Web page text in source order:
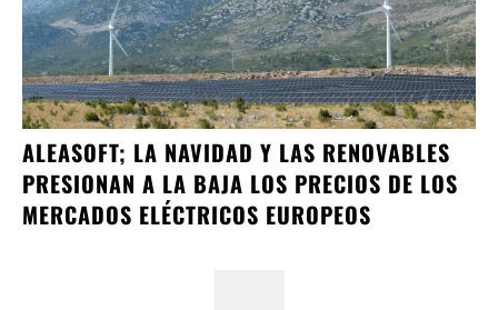
ALEASOFT; LA NAVIDAD Y LAS RENOVABLES
PRESIONAN A LA BAJA LOS PRECIOS DE LOS
MERCADOS ELÉCTRICOS EUROPEOS